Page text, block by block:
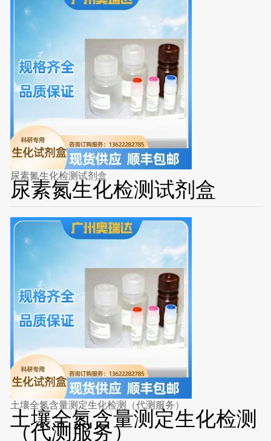
尿素氮生化检测试剂盒
尿素氮生化检测试剂盒
土壤全氮含量测定生化检测（代测服务）
土壤全氮含量测定生化检测
（代测服务）